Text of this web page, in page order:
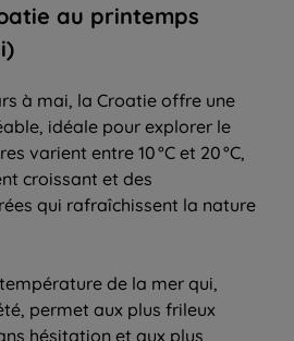
au printemps
à mai, la Croatie offre une
idéale pour explorer le
varient entre 10 °C et 20 °C,
croissant et des
qui rafraîchissent la nature
de la mer qui,
permet aux plus frileux
hésitation et aux plus